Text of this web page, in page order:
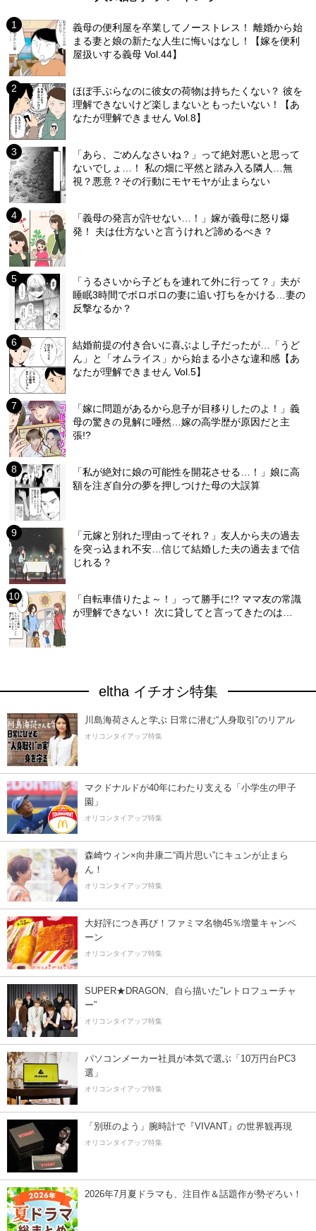
義母の便利屋を卒業してノーストレス！ 離婚から始
まる妻と娘の新たな人生に悔いはなし！【嫁を便利
屋扱いする義母 Vol.44】
ほぼ手ぶらなのに彼女の荷物は持ちたくない？ 彼を
理解できないけど楽しまないともったいない！【あ
なたが理解できません Vol.8】
「あら、ごめんなさいね？」って絶対悪いと思って
ないでしょ…！ 私の畑に平然と踏み入る隣人…無
視？悪意？その行動にモヤモヤが止まらない
「義母の発言が許せない…！」嫁が義母に怒り爆
発！ 夫は仕方ないと言うけれど諦めるべき？
「うるさいから子どもを連れて外に行って？」夫が
睡眠3時間でボロボロの妻に追い打ちをかける…妻の
反撃なるか？
結婚前提の付き合いに喜ぶよし子だったが…「うど
ん」と「オムライス」から始まる小さな違和感【あ
なたが理解できません Vol.5】
「嫁に問題があるから息子が目移りしたのよ！」義
母の驚きの見解に唖然…嫁の高学歴が原因だと主
張!?
「私が絶対に娘の可能性を開花させる…！」娘に高
額を注ぎ自分の夢を押しつけた母の大誤算
「元嫁と別れた理由ってそれ？」友人から夫の過去
を突っ込まれ不安…信じて結婚した夫の過去まで信
じれる？
「自転車借りたよ～！」って勝手に!? ママ友の常識
が理解できない！ 次に貸してと言ってきたのは…
eltha イチオシ特集
川島海荷さんと学ぶ 日常に潜む“人身取引”のリアル
オリコンタイアップ特集
マクドナルドが40年にわたり支える「小学生の甲子
園」
オリコンタイアップ特集
森崎ウィン×向井康二“両片思い”にキュンが止まら
ん！
オリコンタイアップ特集
大好評につき再び！ファミマ名物45％増量キャンペ
ーン
オリコンタイアップ特集
SUPER★DRAGON、自ら描いた”レトロフューチャ
ー”
オリコンタイアップ特集
パソコンメーカー社員が本気で選ぶ「10万円台PC3
選」
オリコンタイアップ特集
「別班のよう」腕時計で『VIVANT』の世界観再現
オリコンタイアップ特集
2026年7月夏ドラマも、注目作＆話題作が勢ぞろい！